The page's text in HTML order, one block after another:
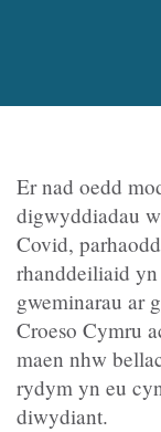
Er nad oedd
digwyddiadau
Covid,
rhanddeiliaid
gweminarau ar
Croeso Cymru
maen nhw
rydym yn eu
diwydiant.